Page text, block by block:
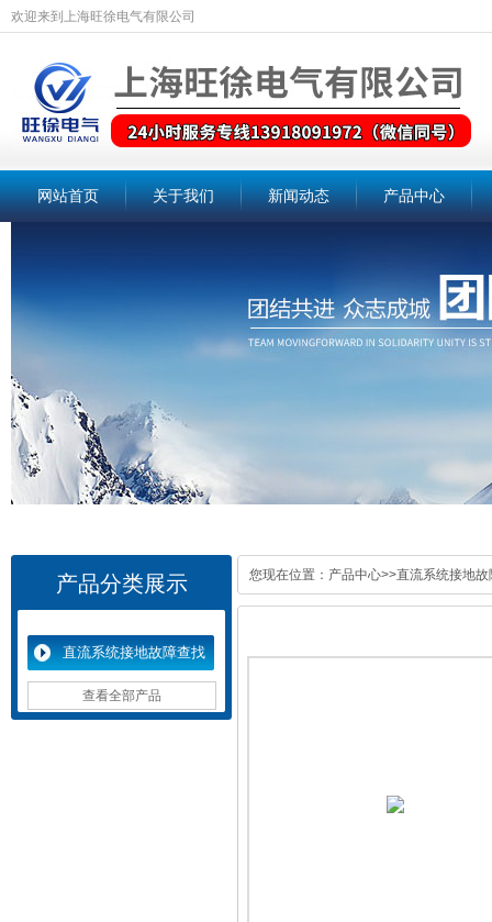
欢迎来到上海旺徐电气有限公司
网站首页 关于我们 新闻动态 产品中心
产品分类展示
直流系统接地故障查找
仪 查看全部产品
您现在位置： 产品中心>>直流系统接地故